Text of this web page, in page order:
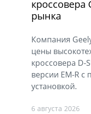
кроссовера
рынка
Компания
цены
кроссовера D-
версии EM-R с
установкой.
6 августа 2026